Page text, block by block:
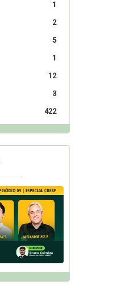
1
2
5
1
12
3
422